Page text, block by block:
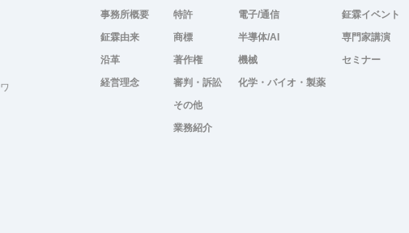
事務所概要
鉦霖由来
沿革
経営理念
特許
商標
著作権
審判・訴訟
その他
業務紹介
電子/通信
半導体/AI
機械
化学・バイオ・製薬
鉦霖イベント
専門家講演
セミナー